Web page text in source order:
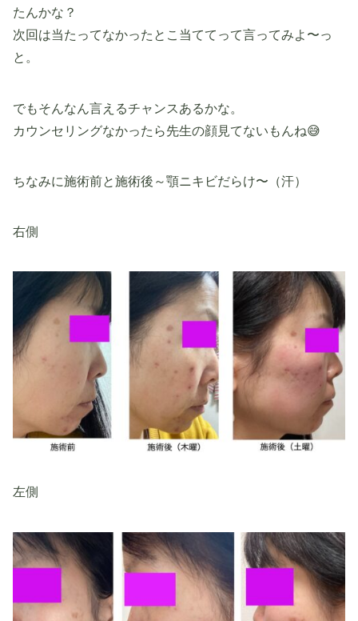
たんかな？
次回は当たってなかったとこ当ててって言ってみよ〜っ
と。
でもそんなん言えるチャンスあるかな。
カウンセリングなかったら先生の顔見てないもんね😅
ちなみに施術前と施術後～顎ニキビだらけ〜（汗）
右側
左側